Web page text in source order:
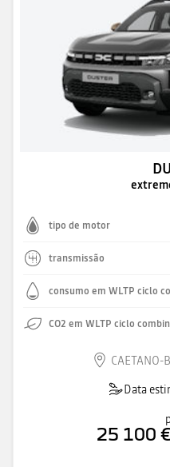
tipo de motor
transmissão
consumo em WLTP ciclo
CO2 em WLTP ciclo
CAETANO-
Data
25 100